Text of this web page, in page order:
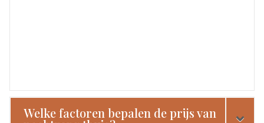
Welke factoren bepalen de prijs van